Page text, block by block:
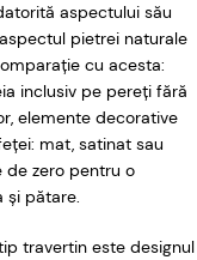
aspectului său
pietrei naturale
cu acesta:
inclusiv pe pereți fără
elemente decorative
mat, satinat sau
de zero pentru o
și pătare.
travertin este designul